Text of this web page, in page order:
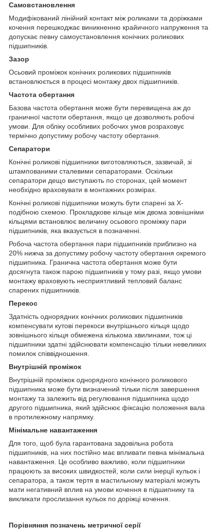
Самовстановлення
Модифікований лінійний контакт між роликами та доріжками
кочення перешкоджає виникненню крайичного напруження та
допускає певну самоустановлення конічних роликових
підшипників.
Зазор
Осьовий проміжок конічних роликових підшипників
встановлюється в процесі монтажу двох підшипників.
Частота обертання
Базова частота обертання може бути перевищена аж до
граничної частоти обертання, якщо це дозволяють робочі
умови. Для обліку особливих робочих умов розраховує
термічно допустиму робочу частоту обертання.
Сепаратори
Конічні роликові підшипники виготовляються, зазвичай, зі
штампованими сталевими сепараторами. Оскільки
сепаратори дещо виступають по сторонах, цей момент
необхідно враховувати в монтажних розмірах.
Конічні роликові підшипники можуть бути спарені за Х-
подібною схемою. Прокладкове кільце між двома зовнішніми
кільцями встановлює величину осьового проміжку пари
підшипників, яка вказується в позначенні.
Робоча частота обертання пари підшипників приблизно на
20% нижча за допустиму робочу частоту обертання окремого
підшипника. Гранична частота обертання може бути
досягнута також парою підшипників у тому разі, якщо умови
монтажу враховують несприятливий тепловий баланс
спарених підшипників.
Перекос
Здатність однорядних конічних роликових підшипників
компенсувати кутові перекоси внутрішнього кільця щодо
зовнішнього кільця обмежена кількома хвилинами, тож ці
підшипники здатні здійснювати компенсацію тільки невеликих
помилок співвідношення.
Внутрішній проміжок
Внутрішній проміжок однорядного конічного роликового
підшипника може бути визначений тільки після завершення
монтажу та залежить від регулювання підшипника щодо
другого підшипника, який здійснює фіксацію положення вала
в протилежному напрямку.
Мінімальне навантаження
Для того, щоб була гарантована задовільна робота
підшипників, на них постійно має впливати певна мінімальна
навантаження. Це особливо важливо, коли підшипники
працюють за високих швидкостей, коли сили інерції кульок і
сепаратора, а також тертя в мастильному матеріалі можуть
мати негативний вплив на умови кочення в підшипнику та
викликати прослизання кульок по доріжці кочення.
Порівняння позначень метричної серії